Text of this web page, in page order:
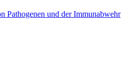
Pathogenen und der Immunabwehr